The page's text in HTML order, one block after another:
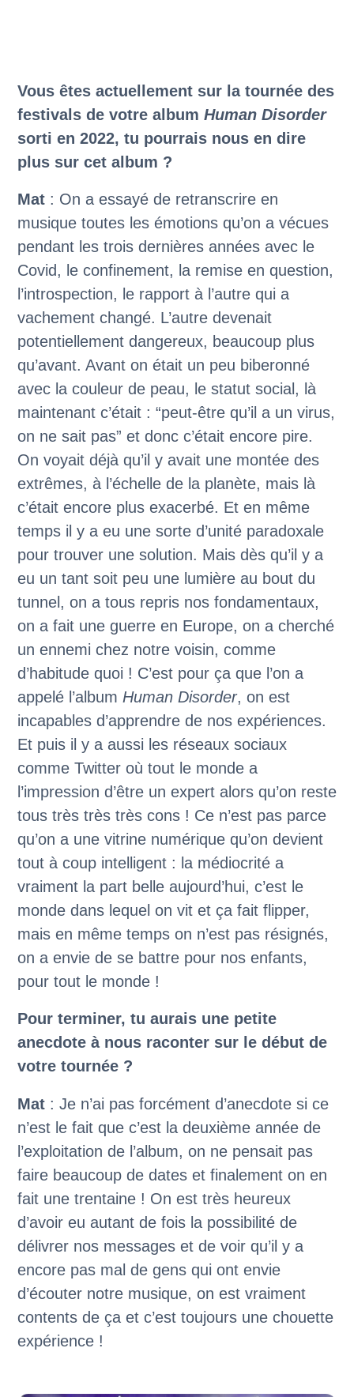
Vous êtes actuellement sur la tournée des
festivals de votre album Human Disorder
sorti en 2022, tu pourrais nous en dire
plus sur cet album ?
Mat: On a essayé de retranscrire en
musique toutes les émotions qu’on a vécues
pendant les trois dernières années avec le
Covid, le confinement, la remise en question,
l’introspection, le rapport à l’autre qui a
vachement changé. L’autre devenait
potentiellement dangereux, beaucoup plus
qu’avant. Avant on était un peu biberonné
avec la couleur de peau, le statut social, là
maintenant c’était : “peut-être qu’il a un virus,
on ne sait pas” et donc c’était encore pire.
On voyait déjà qu’il y avait une montée des
extrêmes, à l’échelle de la planète, mais là
c’était encore plus exacerbé. Et en même
temps il y a eu une sorte d’unité paradoxale
pour trouver une solution. Mais dès qu’il y a
eu un tant soit peu une lumière au bout du
tunnel, on a tous repris nos fondamentaux,
on a fait une guerre en Europe, on a cherché
un ennemi chez notre voisin, comme
d’habitude quoi ! C’est pour ça que l’on a
appelé l’album Human Disorder, on est
incapables d’apprendre de nos expériences.
Et puis il y a aussi les réseaux sociaux
comme Twitter où tout le monde a
l’impression d’être un expert alors qu’on reste
tous très très très cons ! Ce n’est pas parce
qu’on a une vitrine numérique qu’on devient
tout à coup intelligent : la médiocrité a
vraiment la part belle aujourd’hui, c’est le
monde dans lequel on vit et ça fait flipper,
mais en même temps on n’est pas résignés,
on a envie de se battre pour nos enfants,
pour tout le monde !
Pour terminer, tu aurais une petite
anecdote à nous raconter sur le début de
votre tournée ?
Mat: Je n’ai pas forcément d’anecdote si ce
n’est le fait que c’est la deuxième année de
l’exploitation de l’album, on ne pensait pas
faire beaucoup de dates et finalement on en
fait une trentaine ! On est très heureux
d’avoir eu autant de fois la possibilité de
délivrer nos messages et de voir qu’il y a
encore pas mal de gens qui ont envie
d’écouter notre musique, on est vraiment
contents de ça et c’est toujours une chouette
expérience !